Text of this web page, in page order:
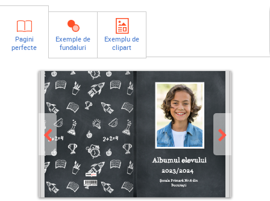
Pagini
perfecte
Exemple de
fundaluri
Exemplu de
clipart